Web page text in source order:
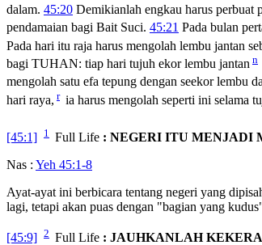
dalam. 45:20 Demikianlah engkau harus perbuat
pendamaian bagi Bait Suci. 45:21 Pada bulan
Pada hari itu raja harus mengolah lembu jantan
bagi TUHAN: tiap hari tujuh ekor lembu jantan n
mengolah satu efa tepung dengan seekor lembu
hari raya, r ia harus mengolah seperti ini selama
[45:1] 1 Full Life : NEGERI ITU MENJADI
Nas : Yeh 45:1-8
Ayat-ayat ini berbicara tentang negeri yang
lagi, tetapi akan puas dengan "bagian yang
[45:9] 2 Full Life : JAUHKANLAH